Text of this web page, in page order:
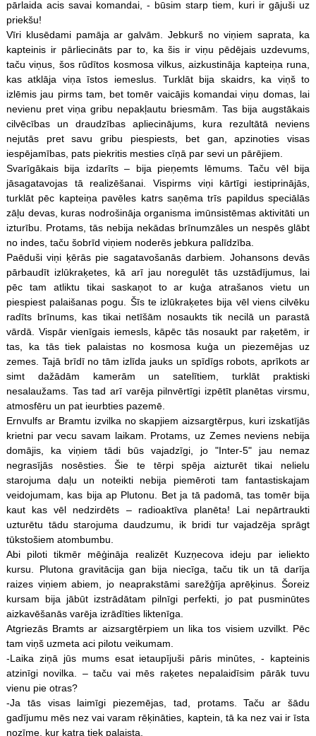
pārlaida acis savai komandai, - būsim starp tiem, kuri ir gājuši uz
priekšu!
Vīri klusēdami pamāja ar galvām. Jebkurš no viņiem saprata, ka
kapteinis ir pārliecināts par to, ka šis ir viņu pēdējais uzdevums,
taču viņus, šos rūdītos kosmosa vilkus, aizkustināja kapteiņa runa,
kas atklāja viņa īstos iemeslus. Turklāt bija skaidrs, ka viņš to
izlēmis jau pirms tam, bet tomēr vaicājis komandai viņu domas, lai
nevienu pret viņa gribu nepakļautu briesmām. Tas bija augstākais
cilvēcības un draudzības apliecinājums, kura rezultātā neviens
nejutās pret savu gribu piespiests, bet gan, apzinoties visas
iespējamības, pats piekritis mesties cīņā par sevi un pārējiem.
Svarīgākais bija izdarīts – bija pieņemts lēmums. Taču vēl bija
jāsagatavojas tā realizēšanai. Vispirms viņi kārtīgi iestiprinājās,
turklāt pēc kapteiņa pavēles katrs saņēma trīs papildus speciālās
zāļu devas, kuras nodrošināja organisma imūnsistēmas aktivitāti un
izturību. Protams, tās nebija nekādas brīnumzāles un nespēs glābt
no indes, taču šobrīd viņiem noderēs jebkura palīdzība.
Paēduši viņi ķērās pie sagatavošanās darbiem. Johansons devās
pārbaudīt izlūkraķetes, kā arī jau noregulēt tās uzstādījumus, lai
pēc tam atliktu tikai saskaņot to ar kuģa atrašanos vietu un
piespiest palaišanas pogu. Šīs te izlūkraķetes bija vēl viens cilvēku
radīts brīnums, kas tikai netīšām nosaukts tik necilā un parastā
vārdā. Vispār vienīgais iemesls, kāpēc tās nosaukt par raķetēm, ir
tas, ka tās tiek palaistas no kosmosa kuģa un piezemējas uz
zemes. Tajā brīdī no tām izlīda jauks un spīdīgs robots, aprīkots ar
simt dažādām kamerām un satelītiem, turklāt praktiski
nesalaužams. Tas tad arī varēja pilnvērtīgi izpētīt planētas virsmu,
atmosfēru un pat ieurbties pazemē.
Ernvulfs ar Bramtu izvilka no skapjiem aizsargtērpus, kuri izskatījās
krietni par vecu savam laikam. Protams, uz Zemes neviens nebija
domājis, ka viņiem tādi būs vajadzīgi, jo "Inter-5" jau nemaz
negrasījās nosēsties. Šie te tērpi spēja aizturēt tikai nelielu
starojuma daļu un noteikti nebija piemēroti tam fantastiskajam
veidojumam, kas bija ap Plutonu. Bet ja tā padomā, tas tomēr bija
kaut kas vēl nedzirdēts – radioaktīva planēta! Lai nepārtraukti
uzturētu tādu starojuma daudzumu, ik bridi tur vajadzēja sprāgt
tūkstošiem atombumbu.
Abi piloti tikmēr mēģināja realizēt Kuzņecova ideju par ieliekto
kursu. Plutona gravitācija gan bija niecīga, taču tik un tā darīja
raizes viņiem abiem, jo neaprakstāmi sarežģīja aprēķinus. Šoreiz
kursam bija jābūt izstrādātam pilnīgi perfekti, jo pat pusminūtes
aizkavēšanās varēja izrādīties liktenīga.
Atgriezās Bramts ar aizsargtērpiem un lika tos visiem uzvilkt. Pēc
tam viņš uzmeta aci pilotu veikumam.
-Laika ziņā jūs mums esat ietaupījuši pāris minūtes, - kapteinis
atzinīgi novilka. – taču vai mēs raķetes nepalaidīsim pārāk tuvu
vienu pie otras?
-Ja tās visas laimīgi piezemējas, tad, protams. Taču ar šādu
gadījumu mēs nez vai varam rēķināties, kaptein, tā ka nez vai ir īsta
nozīme, kur katra tiek palaista.